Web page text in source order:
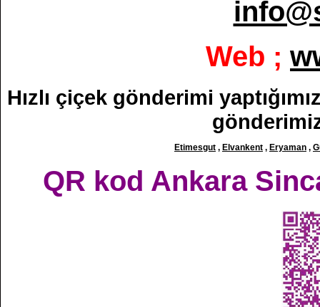
Web ;
Hızlı çiçek gönderimi
Etimesgut , Elvankent , Eryaman ,
QR kod Ankara